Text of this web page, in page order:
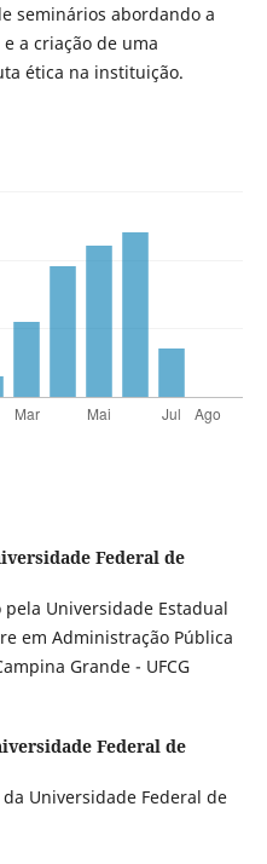
seminários abordando a
a criação de uma
ética na instituição.
Federal de
Universidade Estadual
em Administração Pública
Grande - UFCG
Federal de
Universidade Federal de